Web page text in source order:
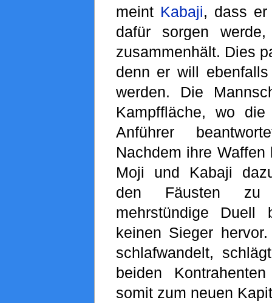
meint Kabaji, dass er
dafür sorgen
zusammenhält. Dies
denn er will
werden. Die
Kampffläche, wo
Anführer
Nachdem ihre
Moji und Kabaji
den Fäusten zu
mehrstündige Duell
keinen Sieger
schlafwandelt,
beiden
somit zum neuen